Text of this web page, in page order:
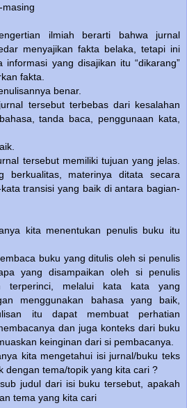
masing
ilmiah berarti bahwa jurnal
menyajikan fakta belaka, tetapi ini
informasi yang disajikan itu “dikarang”
fakta.
benar.
tersebut terbebas dari kesalahan
tanda baca, penggunaan kata,
tersebut memiliki tujuan yang jelas.
berkualitas, materinya ditata secara
transisi yang baik di antara bagian-
kita menentukan penulis buku itu
buku yang ditulis oleh si penulis
yang disampaikan oleh si penulis
terperinci, melalui kata kata yang
menggunakan bahasa yang baik,
itu dapat membuat perhatian
dan juga konteks dari buku
keinginan dari si pembacanya.
kita mengetahui isi jurnal/buku teks
dengan tema/topik yang kita cari ?
judul dari isi buku tersebut, apakah
tema yang kita cari